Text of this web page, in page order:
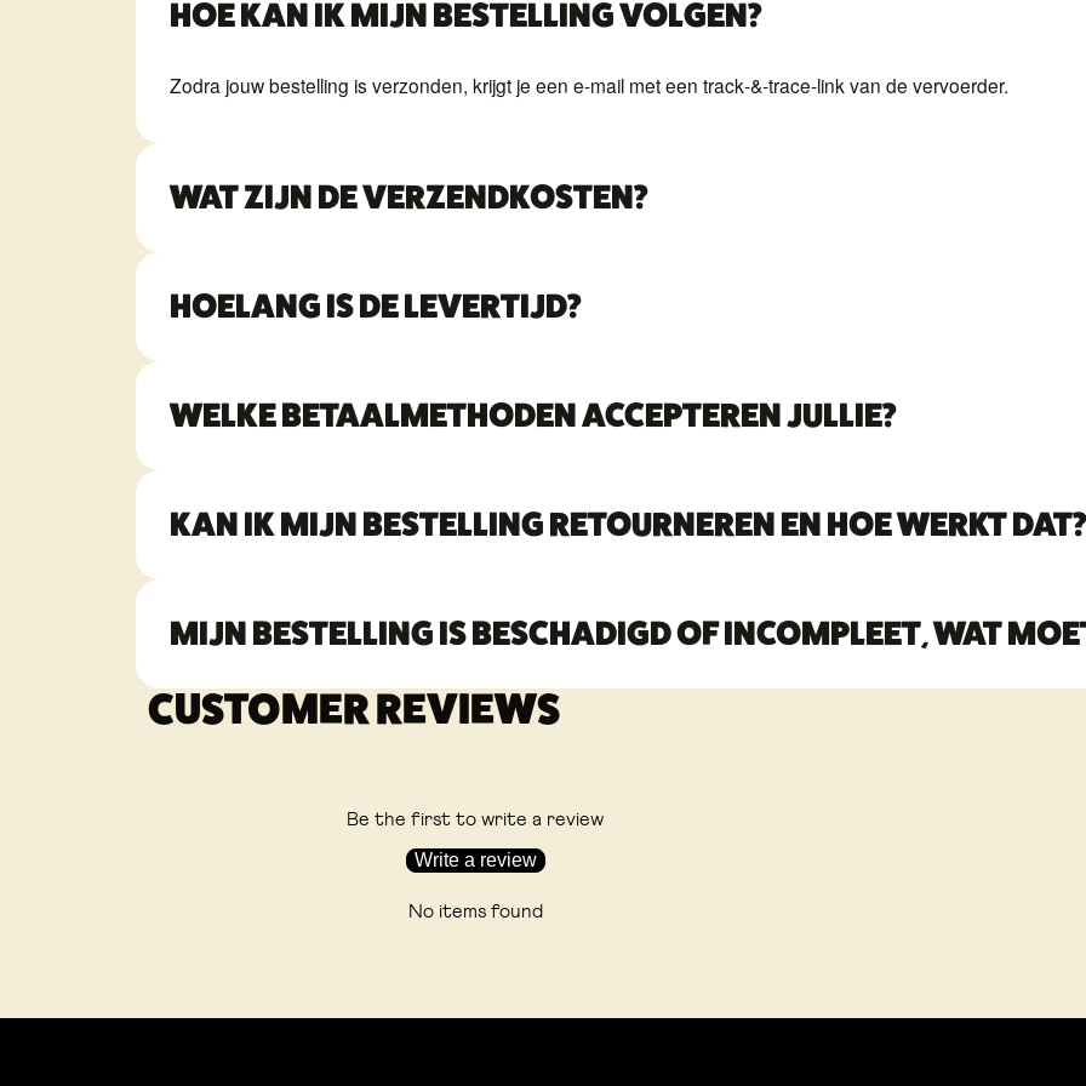
HOE KAN IK MIJN BESTELLING VOLGEN?
Zodra jouw bestelling is verzonden, krijgt je een e‑mail met een track‑&‑trace-link van de vervoerder.
WAT ZIJN DE VERZENDKOSTEN?
HOELANG IS DE LEVERTIJD?
WELKE BETAALMETHODEN ACCEPTEREN JULLIE?
KAN IK MIJN BESTELLING RETOURNEREN EN HOE WERKT DAT?
MIJN BESTELLING IS BESCHADIGD OF INCOMPLEET, WAT
CUSTOMER REVIEWS
Be the first to write a review
Write a review
No items found